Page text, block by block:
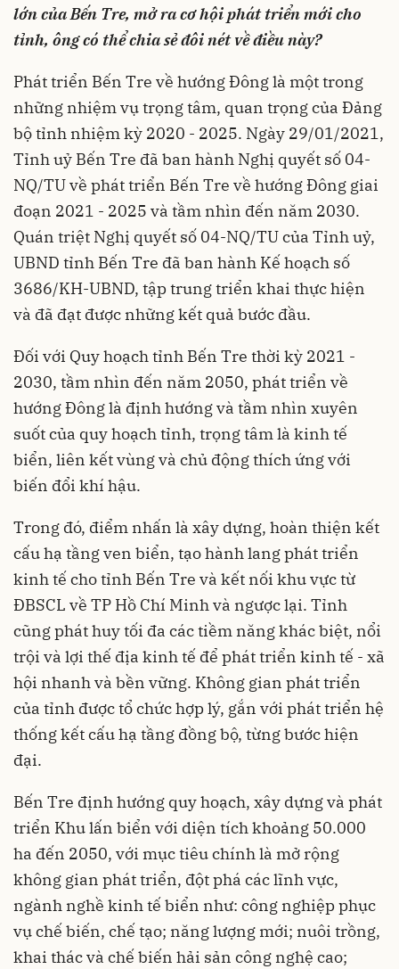
lớn của Bến Tre, mở ra cơ hội phát triển mới cho
tỉnh, ông có thể chia sẻ đôi nét về điều này?
Phát triển Bến Tre về hướng Đông là một trong
những nhiệm vụ trọng tâm, quan trọng của Đảng
bộ tỉnh nhiệm kỳ 2020 - 2025. Ngày 29/01/2021,
Tỉnh uỷ Bến Tre đã ban hành Nghị quyết số 04-
NQ/TU về phát triển Bến Tre về hướng Đông giai
đoạn 2021 - 2025 và tầm nhìn đến năm 2030.
Quán triệt Nghị quyết số 04-NQ/TU của Tỉnh uỷ,
UBND tỉnh Bến Tre đã ban hành Kế hoạch số
3686/KH-UBND, tập trung triển khai thực hiện
và đã đạt được những kết quả bước đầu.
Đối với Quy hoạch tỉnh Bến Tre thời kỳ 2021 -
2030, tầm nhìn đến năm 2050, phát triển về
hướng Đông là định hướng và tầm nhìn xuyên
suốt của quy hoạch tỉnh, trọng tâm là kinh tế
biển, liên kết vùng và chủ động thích ứng với
biến đổi khí hậu.
Trong đó, điểm nhấn là xây dựng, hoàn thiện kết
cấu hạ tầng ven biển, tạo hành lang phát triển
kinh tế cho tỉnh Bến Tre và kết nối khu vực từ
ĐBSCL về TP Hồ Chí Minh và ngược lại. Tỉnh
cũng phát huy tối đa các tiềm năng khác biệt, nổi
trội và lợi thế địa kinh tế để phát triển kinh tế - xã
hội nhanh và bền vững. Không gian phát triển
của tỉnh được tổ chức hợp lý, gắn với phát triển hệ
thống kết cấu hạ tầng đồng bộ, từng bước hiện
đại.
Bến Tre định hướng quy hoạch, xây dựng và phát
triển Khu lấn biển với diện tích khoảng 50.000
ha đến 2050, với mục tiêu chính là mở rộng
không gian phát triển, đột phá các lĩnh vực,
ngành nghề kinh tế biển như: công nghiệp phục
vụ chế biến, chế tạo; năng lượng mới; nuôi trồng,
khai thác và chế biến hải sản công nghệ cao;